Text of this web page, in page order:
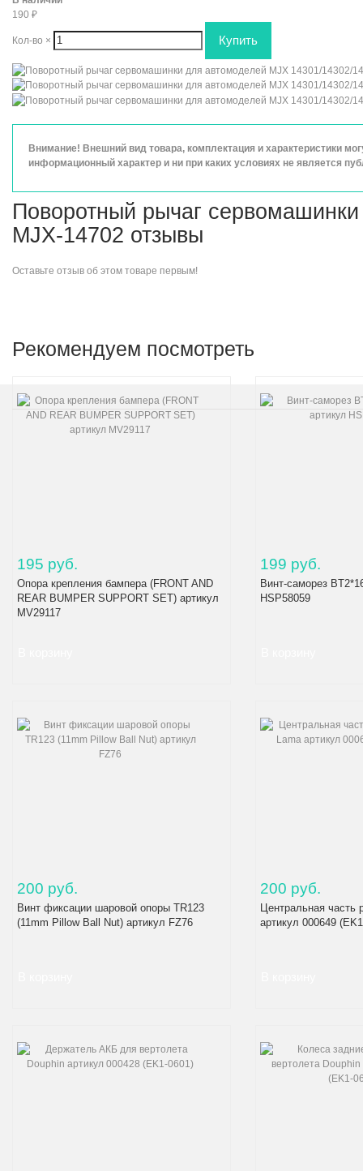
190 ₽
Кол-во ×
Внимание! Внешний вид товара, комплектация и характеристики
информационный характер и ни при каких условиях не является
Поворотный рычаг
MJX-14702 отзывы
Оставьте отзыв об этом товаре первым!
Рекомендуем посмотреть
195 руб.
Опора крепления бампера (FRONT AND
REAR BUMPER SUPPORT SET) артикул
MV29117
199 руб.
Винт-саморез
HSP58059
200 руб.
Винт фиксации шаровой опоры TR123
(11mm Pillow Ball Nut) артикул FZ76
200 руб.
Центральная часть
артикул 000649